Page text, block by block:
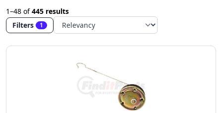
1–48 of445 results
Filters
1